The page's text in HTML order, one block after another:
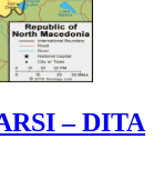
– DITA